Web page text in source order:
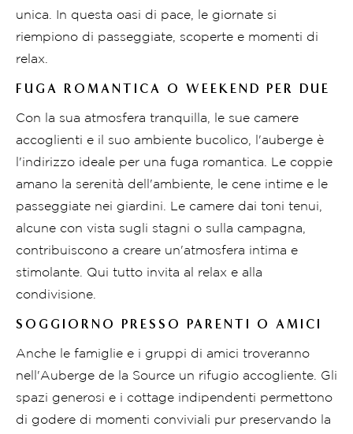
unica. In questa oasi di pace, le giornate si
riempiono di passeggiate, scoperte e momenti di
relax.
FUGA ROMANTICA O WEEKEND PER DUE
Con la sua atmosfera tranquilla, le sue camere
accoglienti e il suo ambiente bucolico, l'auberge è
l'indirizzo ideale per una fuga romantica. Le coppie
amano la serenità dell'ambiente, le cene intime e le
passeggiate nei giardini. Le camere dai toni tenui,
alcune con vista sugli stagni o sulla campagna,
contribuiscono a creare un'atmosfera intima e
stimolante. Qui tutto invita al relax e alla
condivisione.
SOGGIORNO PRESSO PARENTI O AMICI
Anche le famiglie e i gruppi di amici troveranno
nell'Auberge de la Source un rifugio accogliente. Gli
spazi generosi e i cottage indipendenti permettono
di godere di momenti conviviali pur preservando la